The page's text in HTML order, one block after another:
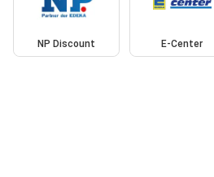
NP Discount E-Center